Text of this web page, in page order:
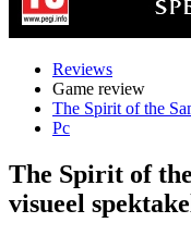
Reviews
Game review
The Spirit of the
Pc
The Spirit of
visueel